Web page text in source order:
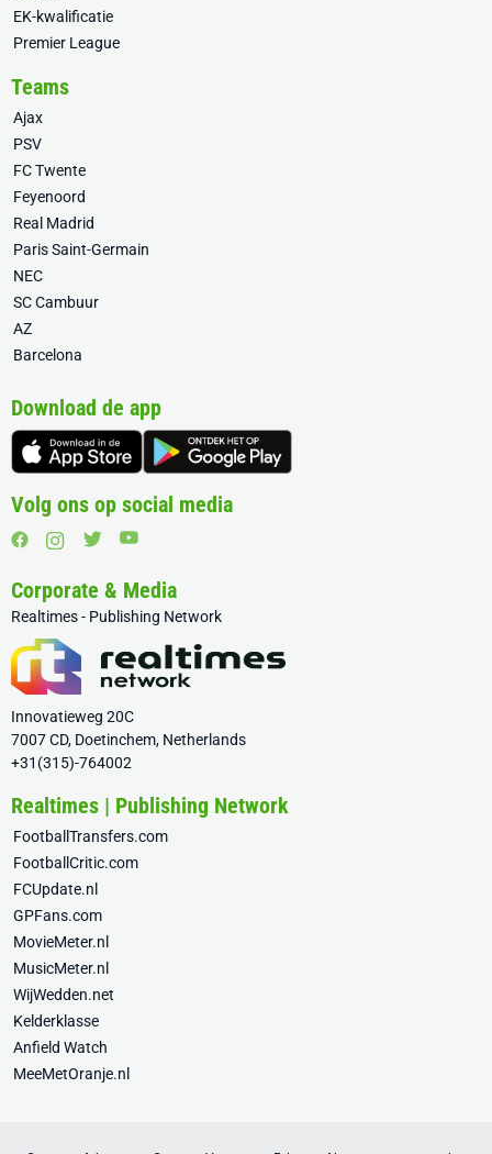
EK-kwalificatie
Premier League
Teams
Ajax
PSV
FC Twente
Feyenoord
Real Madrid
Paris Saint-Germain
NEC
SC Cambuur
AZ
Barcelona
Download de app
Volg ons op social media
Corporate & Media
Realtimes - Publishing Network
Innovatieweg 20C
7007 CD, Doetinchem, Netherlands
+31(315)-764002
Realtimes | Publishing Network
FootballTransfers.com
FootballCritic.com
FCUpdate.nl
GPFans.com
MovieMeter.nl
MusicMeter.nl
WijWedden.net
Kelderklasse
Anfield Watch
MeeMetOranje.nl